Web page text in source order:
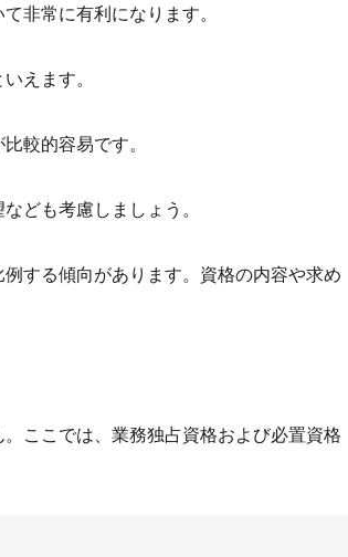
非常に有利になります。
えます。
較的容易です。
ども考慮しましょう。
する傾向があります。資格の内容や求め
ここでは、業務独占資格および必置資格